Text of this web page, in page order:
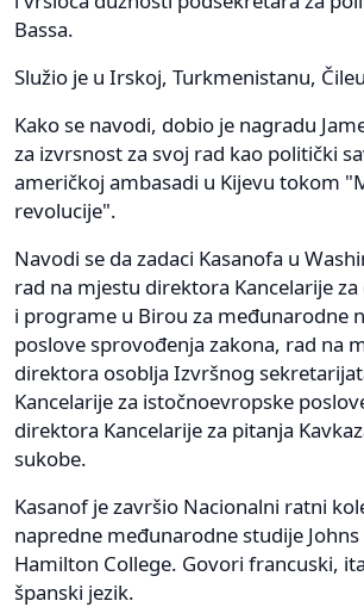
Bassa.
Služio je u Irskoj, Turkmenistanu,
Kako se navodi, dobio je nagradu
za izvrsnost za svoj rad kao politički
američkoj ambasadi u Kijevu tokom
revolucije".
Navodi se da zadaci Kasanofa u
rad na mjestu direktora Kancelarije
i programe u Birou za međunarodne
poslove sprovođenja zakona, rad na
direktora osoblja Izvršnog
Kancelarije za istočnoevropske
direktora Kancelarije za pitanja
sukobe.
Kasanof je završio Nacionalni ratni
napredne međunarodne studije
Hamilton College. Govori francuski,
španski jezik.